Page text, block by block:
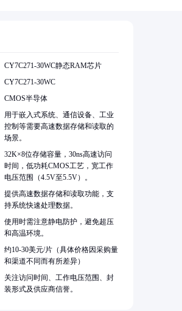
CY7C271-30WC静态RAM芯片
CY7C271-30WC
CMOS半导体
用于嵌入式系统、通信设备、工业
控制等需要高速数据存储和读取的
场景。
32K×8位存储容量，30ns高速访问
时间，低功耗CMOS工艺，宽工作
电压范围（4.5V至5.5V）。
提供高速数据存储和读取功能，支
持系统快速处理数据。
使用时需注意静电防护，避免超压
和高温环境。
约10-30美元/片（具体价格因采购量
和渠道不同而有所差异）
关注访问时间、工作电压范围、封
装形式及供应商信誉。